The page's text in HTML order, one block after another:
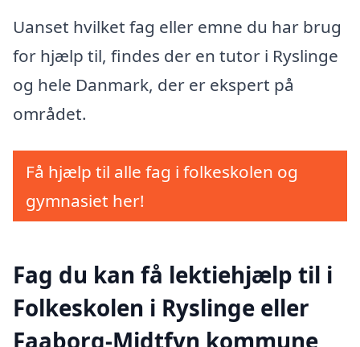
Uanset hvilket fag eller emne du har brug
for hjælp til, findes der en tutor i Ryslinge
og hele Danmark, der er ekspert på
området.
Få hjælp til alle fag i folkeskolen og
gymnasiet her!
Fag du kan få lektiehjælp til i
Folkeskolen i Ryslinge eller
Faaborg-Midtfyn kommune